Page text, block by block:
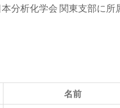
分析化学会 関東支部に
名前